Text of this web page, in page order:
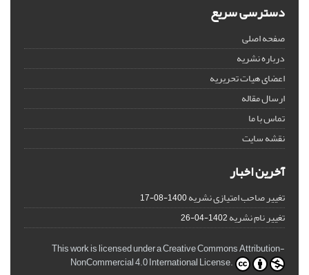
دسترسی سریع
صفحه اصلی
درباره نشریه
اعضای هیات تحریریه
ارسال مقاله
تماس با ما
نقشه سایت
آخرین اخبار
تغییر صاحب امتیازی نشریه1400-08-17
تغییر نام نشریه1402-04-26
This work is licensed under a Creative Commons Attribution-
NonCommercial 4.0 International License.